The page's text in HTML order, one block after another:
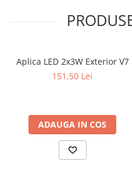
Aplica LED 2x3W Exterior V7
151,50 Lei
ADAUGA IN COS